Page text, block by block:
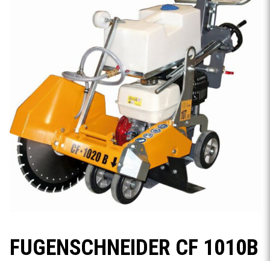
FUGENSCHNEIDER CF 1010B